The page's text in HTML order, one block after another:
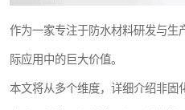
作为一家专注于防水材料研发与生
际应用中的巨大价值。
本文将从多个维度，详细介绍非固